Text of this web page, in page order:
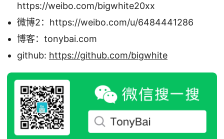
https://weibo.com/bigwhite20xx
微博2：https://weibo.com/u/6484441286
博客：tonybai.com
github: https://github.com/bigwhite